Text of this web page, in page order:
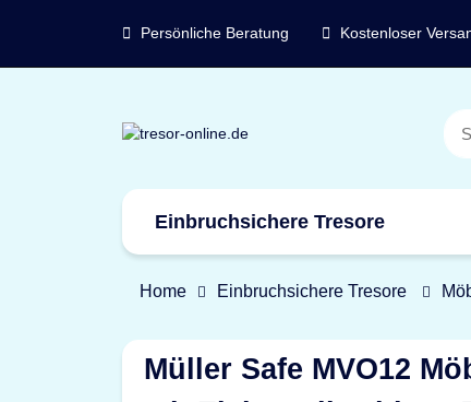
Persönliche Beratung Kostenloser
Einbruchsichere Tresore
Marken
Home Einbruchsichere Tresore
Müller Safe MVO12